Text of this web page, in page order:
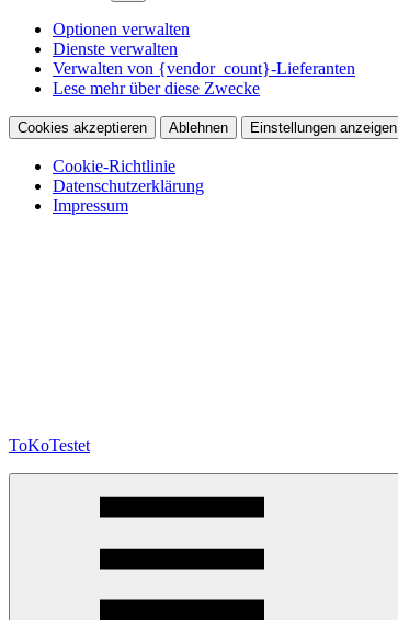
Optionen verwalten
Dienste verwalten
Verwalten von {vendor_count}-Lieferanten
Lese mehr über diese Zwecke
Cookies akzeptieren Ablehnen Einstellungen anzeigen
Cookie-Richtlinie
Datenschutzerklärung
Impressum
ToKoTestet